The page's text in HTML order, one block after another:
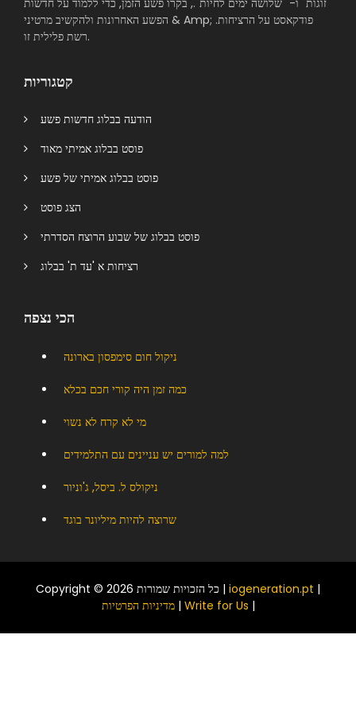
זוגות" ו- "שלושה ימים לחיות"., בקרו פשע הזמן, כדי ללמוד על חדשות
הפשע האחרונות ולהקשיב מרטיני & Amp; פודקאסט על הרציחות.
רשת פלילית זו.
קטגוריות
הודעה בבלוג חדשות פשע
פוסט בבלוג אמיתי מאוד
פוסט בבלוג אמיתי של פשע
הצג פוסט
פוסט בבלוג של שבוע הרוצח הסדרתי
רציחות א 'עד ת' בבלוג
הכי נצפה
ניקול חום סימפסון בארונה
כמה זמן היה קורי חכם בכלא
מי לא קרח לא נשוי
למה למורים יש עניינים עם התלמידים
ניקולס ל. ביסל, ג'וניור
שרוצה להיות מיליונר בוגד
Copyright © 2026 כל הזכויות שמורות | iogeneration.pt |
מדיניות הפרטיות| Write for Us |